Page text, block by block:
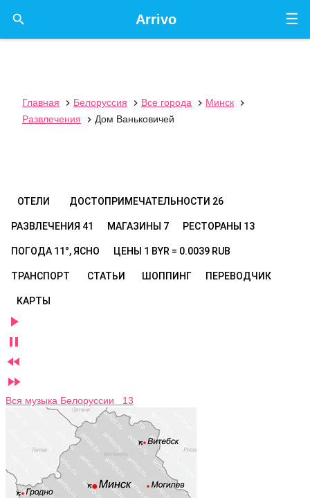
☰
Arrivo

Главная  Белоруссия  Все города  Минск

Развлечения
 Дом Ваньковичей
ОТЕЛИ ДОСТОПРИМЕЧАТЕЛЬНОСТИ 26
РАЗВЛЕЧЕНИЯ 41 МАГАЗИНЫ 7 РЕСТОРАНЫ 13
ПОГОДА 11°, ЯСНО ЦЕНЫ 1 BYR = 0.0039 RUB
ТРАНСПОРТ СТАТЬИ ШОППИНГ ПЕРЕВОДЧИК
КАРТЫ




Вся музыка Белоруссии 13